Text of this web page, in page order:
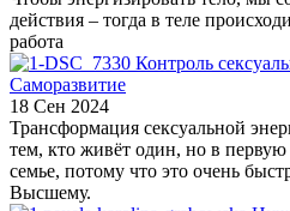
действия – тогда в теле
работа
Контроль
Саморазвитие
18 Сен 2024
Трансформация сексуальной
тем, кто живёт один, но в первую
семье, потому что это очень
Высшему.